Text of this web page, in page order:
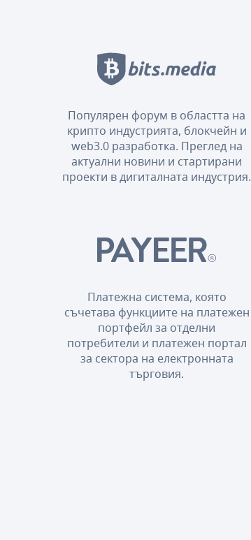
Популярен форум в областта на
крипто индустрията, блокчейн и
web3.0 разработка. Преглед на
актуални новини и стартирани
проекти в дигиталната индустрия.
Платежна система, която
съчетава функциите на платежен
портфейл за отделни
потребители и платежен портал
за сектора на електронната
търговия.